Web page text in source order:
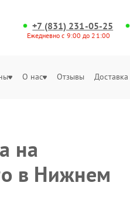
+7 (831) 231-05-25
Ежедневно с 9:00 до 21:00
О нас Отзывы Доставка
на
в Нижнем